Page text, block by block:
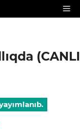
(CANLI